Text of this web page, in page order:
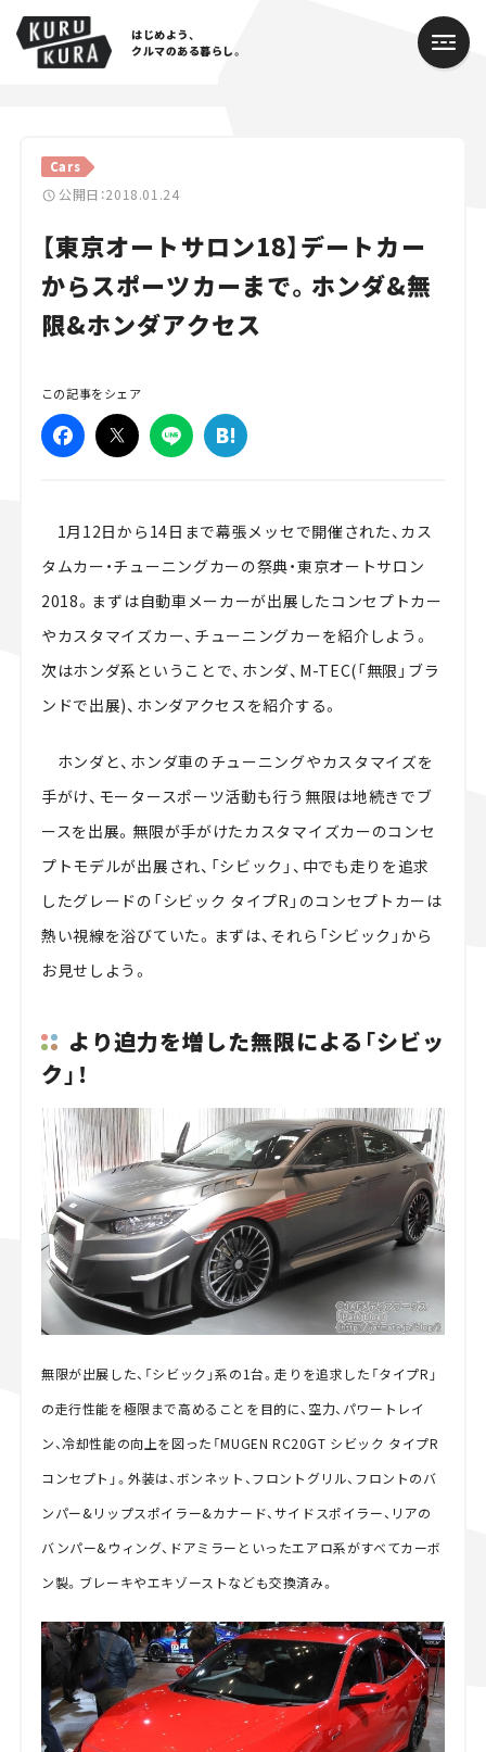
はじめよう、
クルマのある暮らし。
Cars
公開日：2018.01.24
【東京オートサロン18】デートカー
からスポーツカーまで。ホンダ&無
限&ホンダアクセス
この記事をシェア
1月12日から14日まで幕張メッセで開催された、カス
タムカー・チューニングカーの祭典・東京オートサロン
2018。まずは自動車メーカーが出展したコンセプトカー
やカスタマイズカー、チューニングカーを紹介しよう。
次はホンダ系ということで、ホンダ、M-TEC(「無限」ブラ
ンドで出展)、ホンダアクセスを紹介する。
ホンダと、ホンダ車のチューニングやカスタマイズを
手がけ、モータースポーツ活動も行う無限は地続きでブ
ースを出展。無限が手がけたカスタマイズカーのコンセ
プトモデルが出展され、「シビック」、中でも走りを追求
したグレードの「シビック タイプR」のコンセプトカーは
熱い視線を浴びていた。まずは、それら「シビック」から
お見せしよう。
より迫力を増した無限による「シビッ
ク」！
無限が出展した、「シビック」系の1台。走りを追求した「タイプR」
の走行性能を極限まで高めることを目的に、空力、パワートレイ
ン、冷却性能の向上を図った「MUGEN RC20GT シビック タイプR
コンセプト」。外装は、ボンネット、フロントグリル、フロントのバ
ンパー&リップスポイラー&カナード、サイドスポイラー、リアの
バンパー&ウィング、ドアミラーといったエアロ系がすべてカーボ
ン製。ブレーキやエキゾーストなども交換済み。
Cars
Lifestyle
Traffic
Special
Series
Campaign
マツダ｜Mazda
マツダ ロードスター｜Mazda Roadster